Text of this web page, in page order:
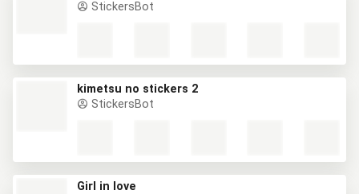
StickersBot
kimetsu no stickers 2
StickersBot
Girl in love